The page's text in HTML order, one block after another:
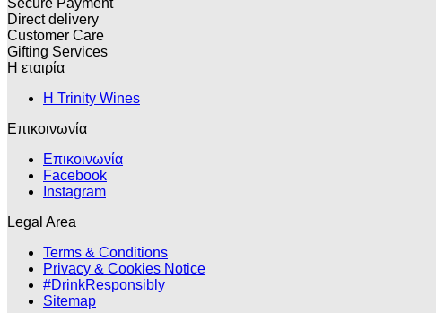
Direct delivery
Customer Care
Gifting Services
Η εταιρία
H Trinity Wines
Επικοινωνία
Επικοινωνία
Facebook
Instagram
Legal Area
Terms & Conditions
Privacy & Cookies Notice
#DrinkResponsibly
Sitemap